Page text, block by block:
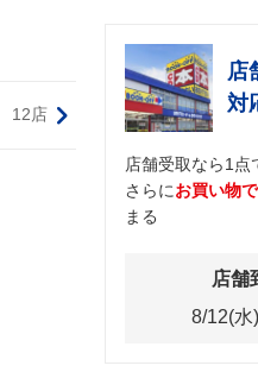
12店
店
対
店舗受取なら1点
さらにお買い物
まる
店舗
8/12(水